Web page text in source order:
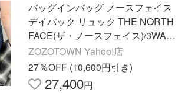
バッグインバッグ ノースフェイス
デイバック リュック THE NORTH
FACE(ザ・ノースフェイス)/3WAY
巾着型 ショルダー ボディバッグ
リュック バックパック…
ZOZOTOWN Yahoo!店
27％OFF (10,600円引き)
27,400円